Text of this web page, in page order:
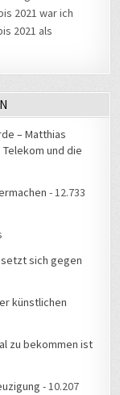
2021 war ich
2021 als
– Matthias
und die
- 12.733
setzt sich gegen
künstlichen
zu bekommen ist
- 10.207